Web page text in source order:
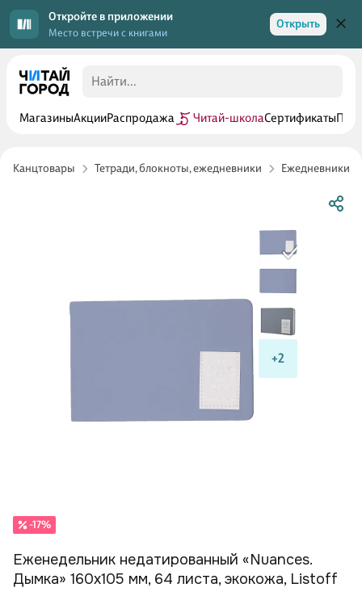
Откройте в приложении
Место встречи с книгами
Открыть
МагазиныАкцииРаспродажа Читай-школаСертификаты
Канцтовары Тетради, блокноты, ежедневники Ежедневники
+2
-17%
Еженедельник недатированный «Nuances.
Дымка» 160х105 мм, 64 листа, экокожа, Listoff